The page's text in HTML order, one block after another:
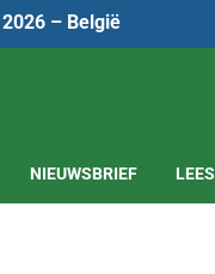
– België
NIEUWSBRIEF